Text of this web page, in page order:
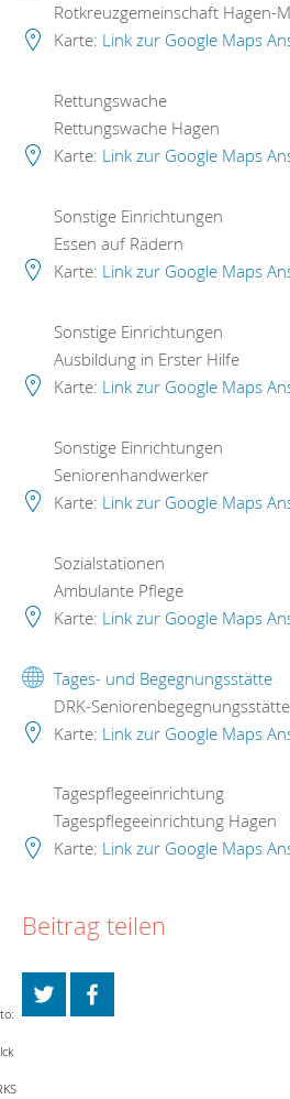
Rotkreuzgemeinschaft Hagen-
Karte: Link zur Google Maps
Rettungswache
Rettungswache Hagen
Karte: Link zur Google Maps
Sonstige Einrichtungen
Essen auf Rädern
Karte: Link zur Google Maps
Sonstige Einrichtungen
Ausbildung in Erster Hilfe
Karte: Link zur Google Maps
Sonstige Einrichtungen
Seniorenhandwerker
Karte: Link zur Google Maps
Sozialstationen
Ambulante Pflege
Karte: Link zur Google Maps
Tages- und Begegnungsstätte
DRK-Seniorenbegegnungsstätte
Karte: Link zur Google Maps
Tagespflegeeinrichtung
Tagespflegeeinrichtung Hagen
Karte: Link zur Google Maps
Beitrag teilen